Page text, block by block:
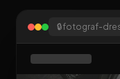
🔒fotograf-